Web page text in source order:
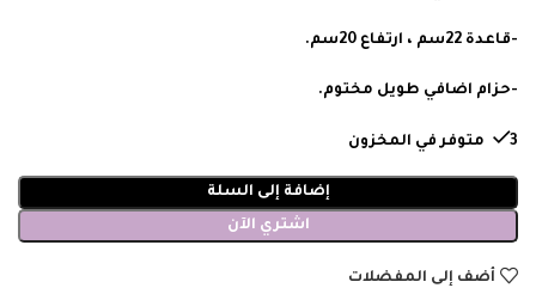
-قاعدة 22سم ، ارتفاع 20سم.
-حزام اضافي طويل مختوم.
3 متوفر في المخزون
إضافة إلى السلة
اشتري الآن
أضف إلى المفضلات